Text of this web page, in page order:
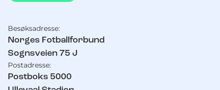
Kontaktinformasjon
Besøksadresse:
Norges Fotballforbund
Sognsveien 75 J
Postadresse:
Postboks 5000